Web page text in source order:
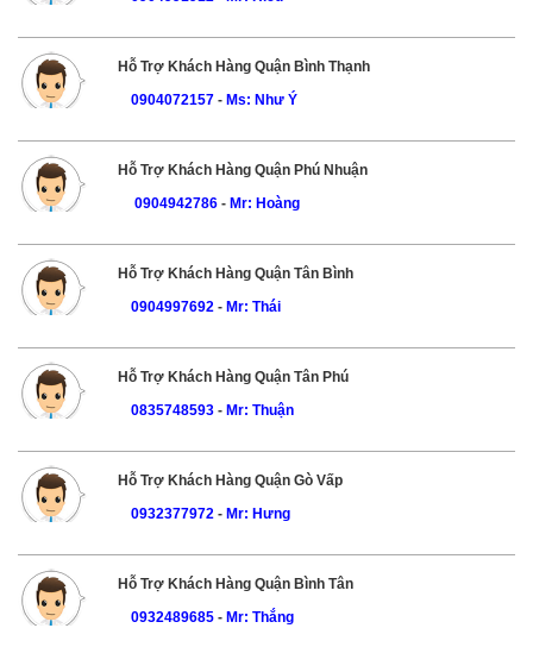
Hỗ Trợ Khách Hàng Quận Bình Thạnh
0904072157- Ms: Như Ý
Hỗ Trợ Khách Hàng Quận Phú Nhuận
0904942786- Mr: Hoàng
Hỗ Trợ Khách Hàng Quận Tân Bình
0904997692- Mr: Thái
Hỗ Trợ Khách Hàng Quận Tân Phú
0835748593- Mr: Thuận
Hỗ Trợ Khách Hàng Quận Gò Vấp
0932377972- Mr: Hưng
Hỗ Trợ Khách Hàng Quận Bình Tân
0932489685- Mr: Thắng